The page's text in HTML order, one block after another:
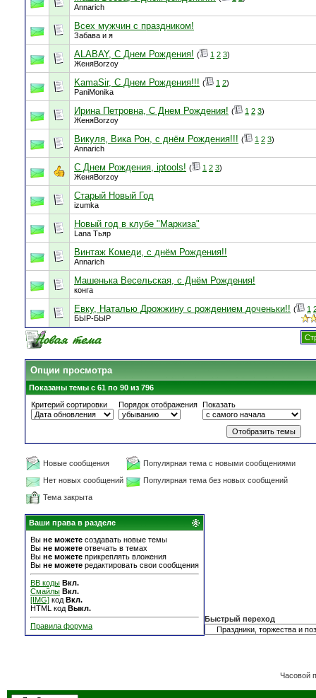
Annarich
Всех мужчин с праздником!
Забава и я
ALABAY, С Днем Рождения! ( 1 2 3)
ЖеняBorzoy
KamaSir, С Днем Рождения!!! ( 1 2)
PaniMonika
Ирина Петровна, С Днем Рождения! ( 1 2 3)
ЖеняBorzoy
Викуля, Вика Рон, с днём Рождения!!! ( 1 2 3)
Annarich
С Днем Рождения, iptools! ( 1 2 3)
ЖеняBorzoy
Старый Новый Год
izumka
Новый год в клубе "Маркиза"
Lana Тьяр
Винтаж Комеди, с днём Рождения!!
Annarich
Машенька Весельская, с Днём Рождения!
конга
Евку, Наталью Дрожжину с рождением доченьки!! ( 1
БЫР-БЫР
Опции просмотра
Показаны темы с 61 по 90 из 796
Критерий сортировки
Порядок отображения Показать
Новые сообщения
Популярная тема с новыми сообщениями
Нет новых сообщений
Популярная тема без новых сообщений
Тема закрыта
Ваши права в разделе
Вы не можете создавать новые темы
Вы не можете отвечать в темах
Вы не можете прикреплять вложения
Вы не можете редактировать свои сообщения
BB коды Вкл.
Смайлы Вкл.
[IMG] код Вкл.
HTML код Выкл.
Правила форума
Быстрый переход
Часовой